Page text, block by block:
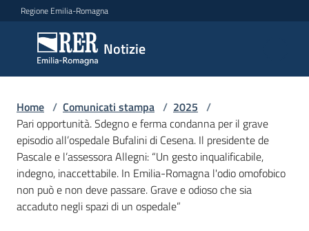
Vai al contenuto
Vai alla navigazione
Vai al footer
Regione Emilia-Romagna
Notizie
Notizie
Comunicati
stampa
Menu selezionato
Cerca
un
comunicato
Home / Comunicati stampa / 2025 /
Pari opportunità. Sdegno e ferma condanna per il grave
episodio all’ospedale Bufalini di Cesena. Il presidente de
Pascale e l’assessora Allegni: “Un gesto inqualificabile,
indegno, inaccettabile. In Emilia-Romagna l'odio omofobico
non può e non deve passare. Grave e odioso che sia
accaduto negli spazi di un ospedale”